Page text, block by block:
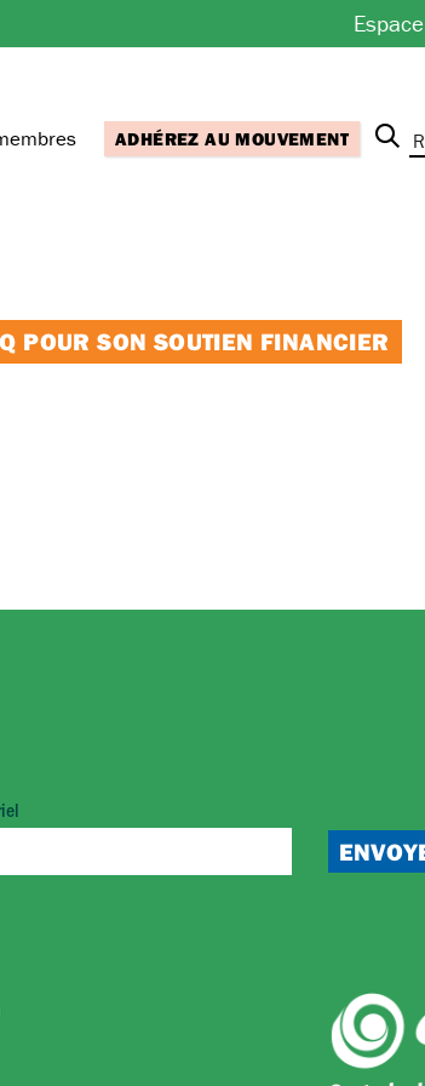
ADHÉREZ AU MOUVEMENT
POUR SON SOUTIEN FINANCIER